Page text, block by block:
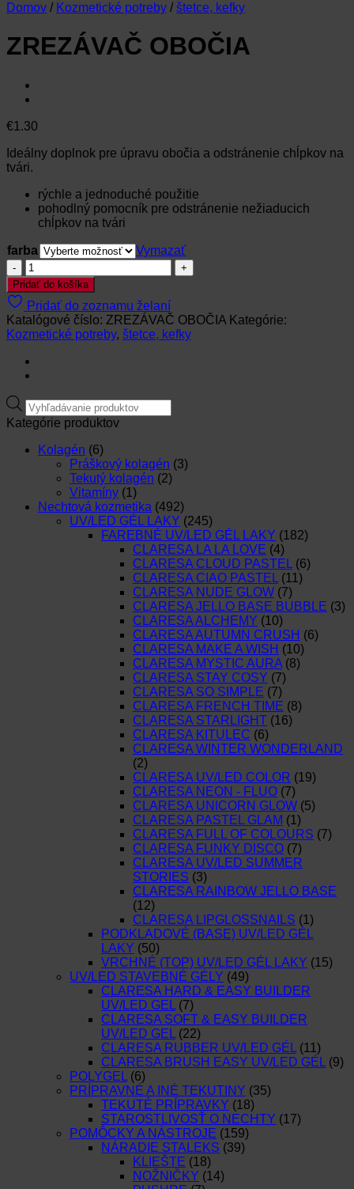
Domov / Kozmetické potreby / štetce, kefky
ZREZÁVAČ OBOČIA
€1.30
Ideálny doplnok pre úpravu obočia a odstránenie chĺpkov na
tvári.
rýchle a jednoduché použitie
pohodlný pomocník pre odstránenie nežiaducich
chĺpkov na tvári
farba
Vymazať
množstvo
ZREZÁVAČ
OBOČIA
Pridať do košíka
Pridať do zoznamu želaní
Katalógové číslo: ZREZÁVAČ OBOČIA Kategórie:
Kozmetické potreby, štetce, kefky
Products
search
Kategórie produktov
Kolagén (6)
Práškový kolagén (3)
Tekutý kolagén (2)
Vitamíny (1)
Nechtová kozmetika (492)
UV/LED GÉL LAKY (245)
FAREBNÉ UV/LED GÉL LAKY (182)
CLARESA LA LA LOVE (4)
CLARESA CLOUD PASTEL (6)
CLARESA CIAO PASTEL (11)
CLARESA NUDE GLOW (7)
CLARESA JELLO BASE BUBBLE (3)
CLARESA ALCHEMY (10)
CLARESA AUTUMN CRUSH (6)
CLARESA MAKE A WISH (10)
CLARESA MYSTIC AURA (8)
CLARESA STAY COSY (7)
CLARESA SO SIMPLE (7)
CLARESA FRENCH TIME (8)
CLARESA STARLIGHT (16)
CLARESA KITULEC (6)
CLARESA WINTER WONDERLAND
(2)
CLARESA UV/LED COLOR (19)
CLARESA NEON - FLUO (7)
CLARESA UNICORN GLOW (5)
CLARESA PASTEL GLAM (1)
CLARESA FULL OF COLOURS (7)
CLARESA FUNKY DISCO (7)
CLARESA UV/LED SUMMER
STORIES (3)
CLARESA RAINBOW JELLO BASE
(12)
CLARESA LIPGLOSSNAILS (1)
PODKLADOVÉ (BASE) UV/LED GÉL
LAKY (50)
VRCHNÉ (TOP) UV/LED GÉL LAKY (15)
UV/LED STAVEBNÉ GÉLY (49)
CLARESA HARD & EASY BUILDER
UV/LED GEL (7)
CLARESA SOFT & EASY BUILDER
UV/LED GEL (22)
CLARESA RUBBER UV/LED GÉL (11)
CLARESA BRUSH EASY UV/LED GÉL (9)
POLYGEL (6)
PRÍPRAVNÉ A INÉ TEKUTINY (35)
TEKUTÉ PRÍPRAVKY (18)
STAROSTLIVOSŤ O NECHTY (17)
POMÔCKY A NÁSTROJE (159)
NÁRADIE STALEKS (39)
KLIEŠTE (18)
NOŽNIČKY (14)